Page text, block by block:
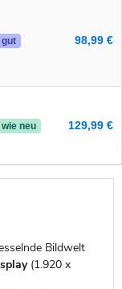
gut 98,99 €
wie neu 129,99 €
Bildwelt
(1.920 x